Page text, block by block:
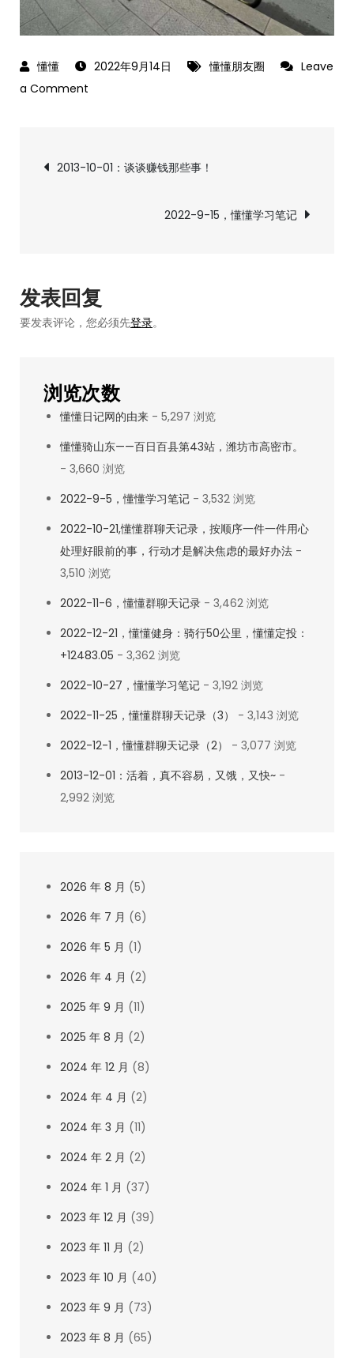
2022年9月14日 懂懂朋友圈
Leave
a Comment
懂
——
出
来
心，
莱
芜，
骑
公
里
～
文
航
2013-10-01：谈谈赚钱那些事！
2022-9-15，懂懂学习笔记
发表回复
要发表评论，您必须先登录。
浏览次数
懂懂日记网的由来 - 5,297 浏览
懂懂骑山东——百日百县第43站，潍坊市高密市。
- 3,660 浏览
2022-9-5，懂懂学习笔记 - 3,532 浏览
2022-10-21,懂懂群聊天记录，按顺序一件一件用心
处理好眼前的事，行动才是解决焦虑的最好办法 -
3,510 浏览
2022-11-6，懂懂群聊天记录 - 3,462 浏览
2022-12-21，懂懂健身：骑行50公里，懂懂定投：
+12483.05 - 3,362 浏览
2022-10-27，懂懂学习笔记 - 3,192 浏览
2022-11-25，懂懂群聊天记录（3）
- 3,143 浏览
2022-12-1，懂懂群聊天记录（2）
- 3,077 浏览
2013-12-01：活着，真不容易，又饿，又快~ -
2,992 浏览
2026 年 8 月 (5)
2026 年 7 月 (6)
2026 年 5 月 (1)
2026 年 4 月 (2)
2025 年 9 月 (11)
2025 年 8 月 (2)
2024 年 12 月 (8)
2024 年 4 月 (2)
2024 年 3 月 (11)
2024 年 2 月 (2)
2024 年 1 月 (37)
2023 年 12 月 (39)
2023 年 11 月 (2)
2023 年 10 月 (40)
2023 年 9 月 (73)
2023 年 8 月 (65)